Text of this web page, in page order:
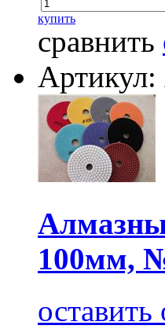
купить
сравнить
100мм,
оставить